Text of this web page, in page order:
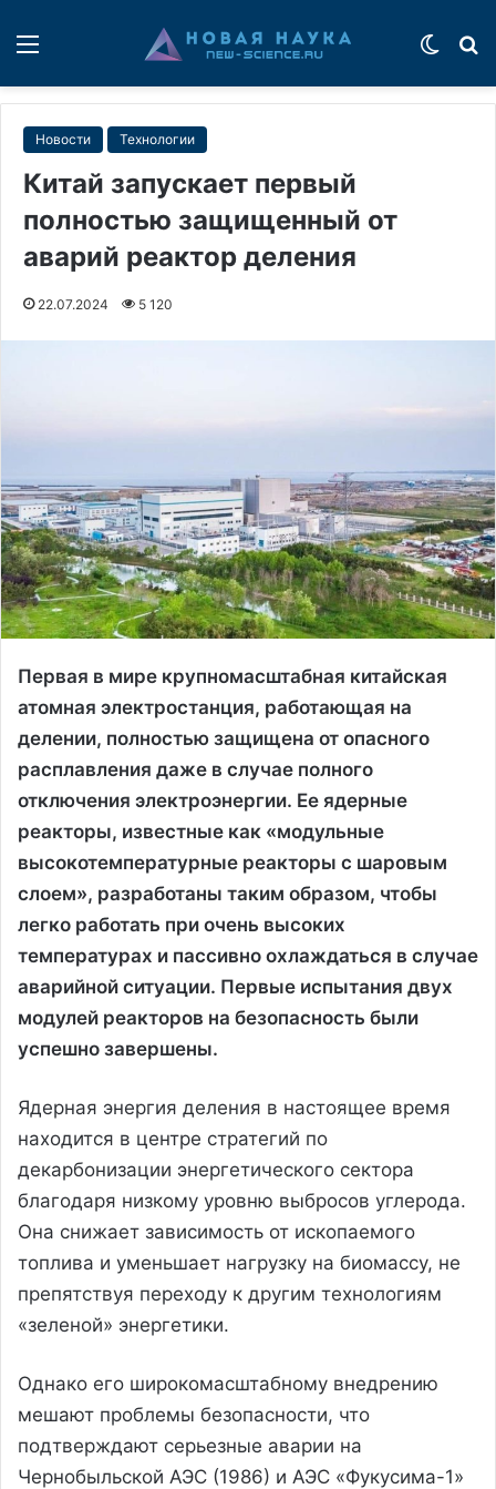
Новости Технологии
Китай запускает первый
полностью защищенный от
аварий реактор деления
22.07.2024 5 120
Первая в мире крупномасштабная китайская
атомная электростанция, работающая на
делении, полностью защищена от опасного
расплавления даже в случае полного
отключения электроэнергии. Ее ядерные
реакторы, известные как «модульные
высокотемпературные реакторы с шаровым
слоем», разработаны таким образом, чтобы
легко работать при очень высоких
температурах и пассивно охлаждаться в случае
аварийной ситуации. Первые испытания двух
модулей реакторов на безопасность были
успешно завершены.
Ядерная энергия деления в настоящее время
находится в центре стратегий по
декарбонизации энергетического сектора
благодаря низкому уровню выбросов углерода.
Она снижает зависимость от ископаемого
топлива и уменьшает нагрузку на биомассу, не
препятствуя переходу к другим технологиям
«зеленой» энергетики.
Однако его широкомасштабному внедрению
мешают проблемы безопасности, что
подтверждают серьезные аварии на
Чернобыльской АЭС (1986) и АЭС «Фукусима-1»